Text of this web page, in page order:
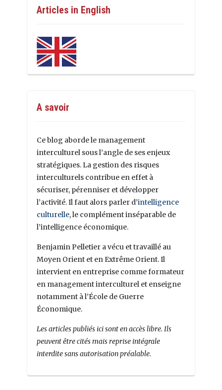
Articles in English
A savoir
Ce blog aborde le management
interculturel sous l’angle de ses enjeux
stratégiques. La gestion des risques
interculturels contribue en effet à
sécuriser, pérenniser et développer
l’activité. Il faut alors parler d’intelligence
culturelle, le complément inséparable de
l’intelligence économique.
Benjamin Pelletier a vécu et travaillé au
Moyen Orient et en Extrême Orient. Il
intervient en entreprise comme formateur
en management interculturel et enseigne
notamment à l’École de Guerre
Économique.
Les articles publiés ici sont en accès libre. Ils
peuvent être cités mais reprise intégrale
interdite sans autorisation préalable.